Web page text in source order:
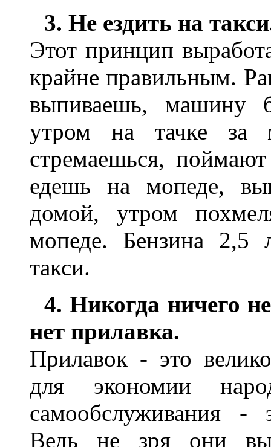
3. Не ездить на
Этот принцип
крайне правильным.
выпиваешь, машину
утром на тачке за
стремаешься,
едешь на мопеде,
домой, утром
мопеде. Бензина 2,5
такси.
4. Никогда ничего
нет прилавка.
Прилавок - это
для экономии
самообслуживания -
Ведь не зря они